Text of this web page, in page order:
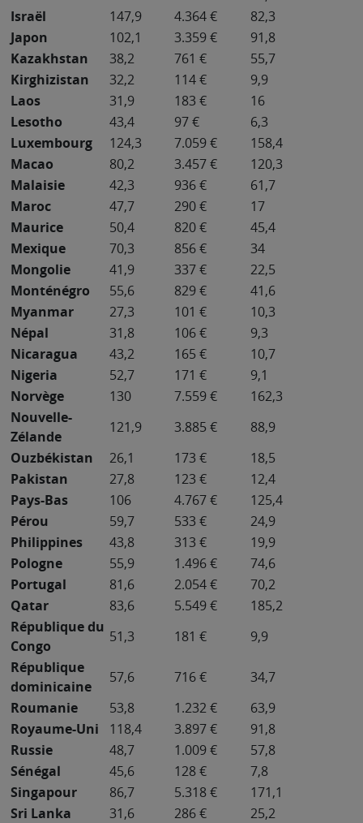
Israël
147,9 4.364 €
82,3
Japon
102,1 3.359 €
91,8
Kazakhstan
38,2 761 €
55,7
Kirghizistan
32,2 114 €
9,9
Laos
31,9 183 €
16
Lesotho
43,4 97 €
6,3
Luxembourg
124,3 7.059 €
158,4
Macao
80,2 3.457 €
120,3
Malaisie
42,3 936 €
61,7
Maroc
47,7 290 €
17
Maurice
50,4 820 €
45,4
Mexique
70,3 856 €
34
Mongolie
41,9 337 €
22,5
Monténégro
55,6 829 €
41,6
Myanmar
27,3 101 €
10,3
Népal
31,8 106 €
9,3
Nicaragua
43,2 165 €
10,7
Nigeria
52,7 171 €
9,1
Norvège
130 7.559 €
162,3
Nouvelle-
Zélande
121,9 3.885 €
88,9
Ouzbékistan
26,1 173 €
18,5
Pakistan
27,8 123 €
12,4
Pays-Bas
106 4.767 €
125,4
Pérou
59,7 533 €
24,9
Philippines
43,8 313 €
19,9
Pologne
55,9 1.496 €
74,6
Portugal
81,6 2.054 €
70,2
Qatar
83,6 5.549 €
185,2
République du
Congo
51,3 181 €
9,9
République
dominicaine
57,6 716 €
34,7
Roumanie
53,8 1.232 €
63,9
Royaume-Uni
118,4 3.897 €
91,8
Russie
48,7 1.009 €
57,8
Sénégal
45,6 128 €
7,8
Singapour
86,7 5.318 €
171,1
Sri Lanka
31,6 286 €
25,2